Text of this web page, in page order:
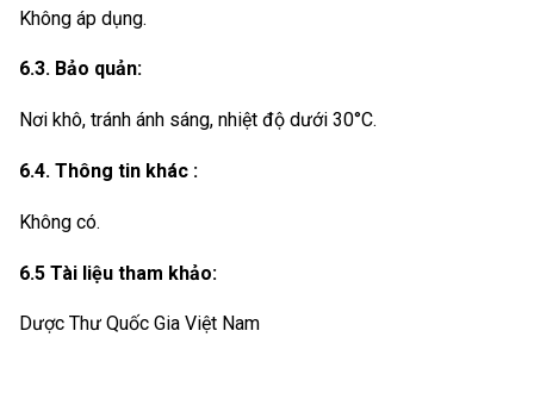
Không áp dụng.
6.3. Bảo quản:
Nơi khô, tránh ánh sáng, nhiệt độ dưới 30°C.
6.4. Thông tin khác :
Không có.
6.5 Tài liệu tham khảo:
Dược Thư Quốc Gia Việt Nam